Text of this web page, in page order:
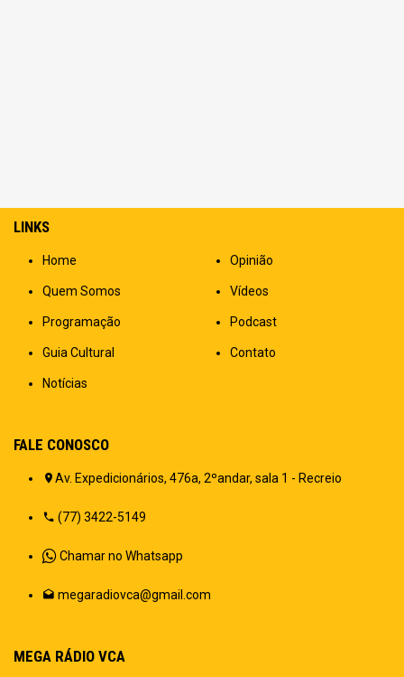
LINKS
Home
Quem Somos
Programação
Guia Cultural
Notícias
Opinião
Vídeos
Podcast
Contato
FALE CONOSCO
Av. Expedicionários, 476a, 2ºandar, sala 1 - Recreio
(77) 3422-5149
Chamar no Whatsapp
megaradiovca@gmail.com
MEGA RÁDIO VCA